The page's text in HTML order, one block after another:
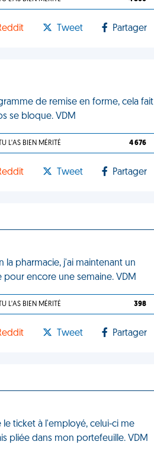
Tweet Partager
de remise en forme, cela fait
se bloque. VDM
TU L'AS BIEN MÉRITÉ 4 676
Tweet Partager
la pharmacie, j'ai maintenant un
encore une semaine. VDM
TU L'AS BIEN MÉRITÉ 398
Tweet Partager
ticket à l'employé, celui-ci me
pliée dans mon portefeuille. VDM